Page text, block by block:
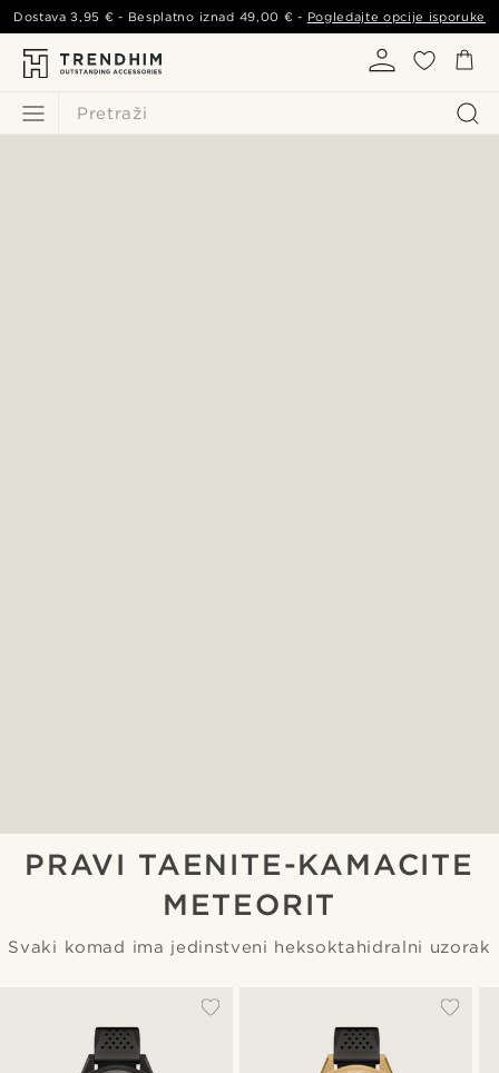
Pretraži
Dostava3,95 € - Besplatno iznad 49,00 € - Pogledajte opcije isporuke
PRAVI TAENITE-KAMACITE
METEORIT
Svaki komad ima jedinstveni heksoktahidralni uzorak